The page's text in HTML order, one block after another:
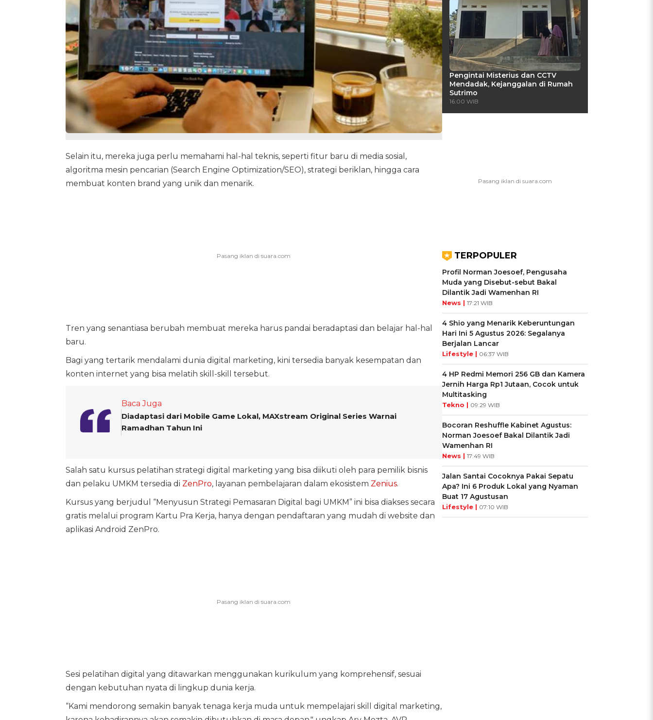
Selain itu, mereka juga perlu memahami hal-hal teknis, seperti fitur baru di media sosial,
algoritma mesin pencarian (Search Engine Optimization/SEO), strategi beriklan, hingga cara
membuat konten brand yang unik dan menarik.
Tren yang senantiasa berubah membuat mereka harus pandai beradaptasi dan belajar hal-hal
baru.
Bagi yang tertarik mendalami dunia digital marketing, kini tersedia banyak kesempatan dan
konten internet yang bisa melatih skill-skill tersebut.
Baca Juga
Diadaptasi dari Mobile Game Lokal, MAXstream Original Series Warnai
Ramadhan Tahun Ini
Salah satu kursus pelatihan strategi digital marketing yang bisa diikuti oleh para pemilik bisnis
dan pelaku UMKM tersedia di ZenPro, layanan pembelajaran dalam ekosistem Zenius.
Kursus yang berjudul “Menyusun Strategi Pemasaran Digital bagi UMKM” ini bisa diakses secara
gratis melalui program Kartu Pra Kerja, hanya dengan pendaftaran yang mudah di website dan
aplikasi Android ZenPro.
Sesi pelatihan digital yang ditawarkan menggunakan kurikulum yang komprehensif, sesuai
dengan kebutuhan nyata di lingkup dunia kerja.
“Kami mendorong semakin banyak tenaga kerja muda untuk mempelajari skill digital marketing,
Pengintai Misterius dan CCTV
Mendadak, Kejanggalan di Rumah
Sutrimo
16:00 WIB
TERPOPULER
Profil Norman Joesoef, Pengusaha
Muda yang Disebut-sebut Bakal
Dilantik Jadi Wamenhan RI
News | 17:21 WIB
4 Shio yang Menarik Keberuntungan
Hari Ini 5 Agustus 2026: Segalanya
Berjalan Lancar
Lifestyle | 06:37 WIB
4 HP Redmi Memori 256 GB dan Kamera
Jernih Harga Rp1 Jutaan, Cocok untuk
Multitasking
Tekno | 09:29 WIB
Bocoran Reshuffle Kabinet Agustus:
Norman Joesoef Bakal Dilantik Jadi
Wamenhan RI
News | 17:49 WIB
Jalan Santai Cocoknya Pakai Sepatu
Apa? Ini 6 Produk Lokal yang Nyaman
Buat 17 Agustusan
Lifestyle | 07:10 WIB